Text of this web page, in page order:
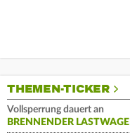
THEMEN-TICKER
Vollsperrung dauert an
BRENNENDER